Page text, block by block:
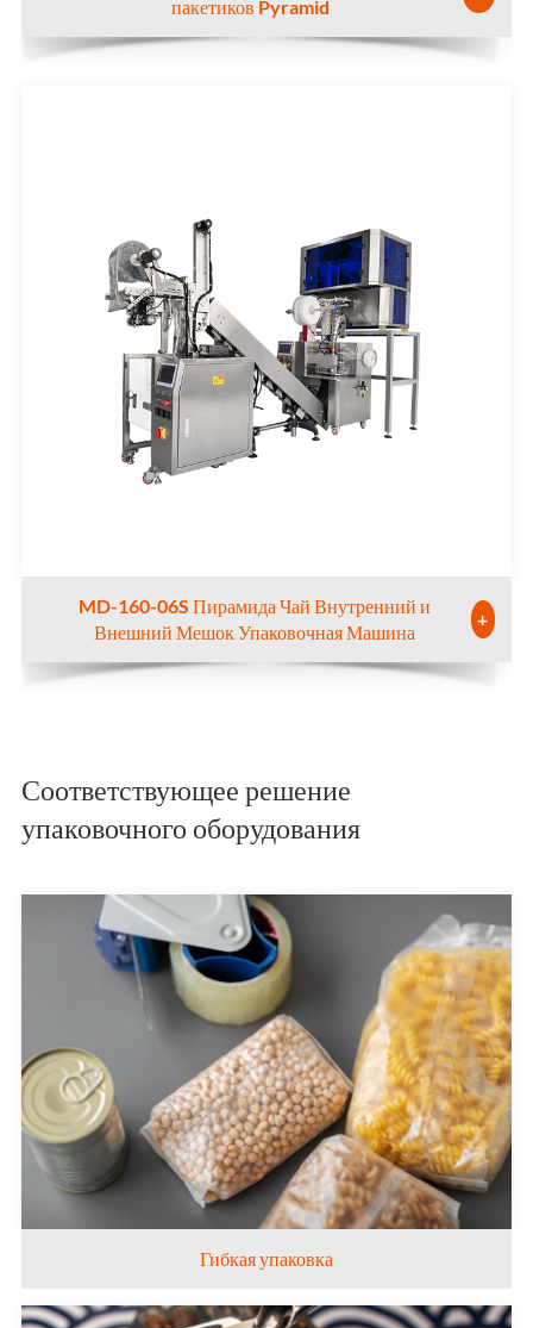
пакетиков Pyramid
MD-160-06S Пирамида Чай Внутренний и
Внешний Мешок Упаковочная Машина
+
Соответствующее решение
упаковочного оборудования
Гибкая упаковка